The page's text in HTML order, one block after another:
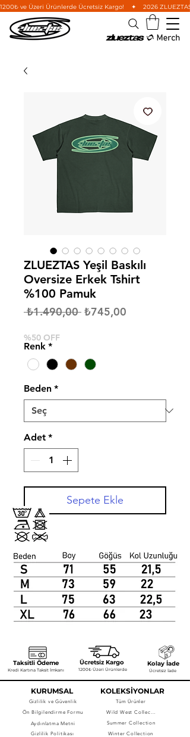
1200₺ ve Üzeri Ürünlerde Ücretsiz Kargo!    ✦    2026
ZLUEZTAS Yeşil Baskılı
Oversize Erkek Tshirt
%100 Pamuk
₺1.490,00 Normal
₺745,00
%50 OFF
Renk *
Beden *
Adet *
Sepete Ekle
Taksitli Ödeme
Kredi Kartına Taksit İmkanı
Ücretsiz Kargo
1200₺ Üzeri Ürünlerde
Kolay İade
Ücretsiz İade
KURUMSAL
Gizlilik ve Güvenlik
Ön Bilgilendirme Formu
Aydınlatma Metni
Gizlilik Politikası
KOLEKSİYONLAR
Tüm Ürünler
Wild West Collection
Summer Collection
Winter Collection